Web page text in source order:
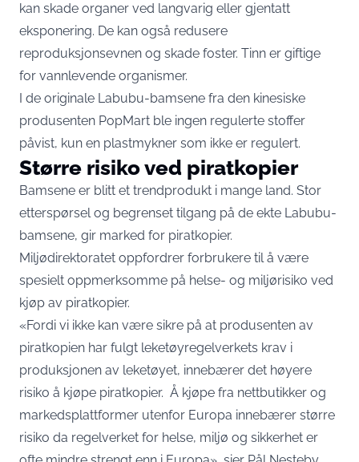
kan skade organer ved langvarig eller gjentatt
eksponering. De kan også redusere
reproduksjonsevnen og skade foster. Tinn er giftige
for vannlevende organismer.
I de originale Labubu-bamsene fra den kinesiske
produsenten PopMart ble ingen regulerte stoffer
påvist, kun en plastmykner som ikke er regulert.
Større risiko ved piratkopier
Bamsene er blitt et trendprodukt i mange land. Stor
etterspørsel og begrenset tilgang på de ekte Labubu-
bamsene, gir marked for piratkopier.
Miljødirektoratet oppfordrer forbrukere til å være
spesielt oppmerksomme på helse- og miljørisiko ved
kjøp av piratkopier.
«Fordi vi ikke kan være sikre på at produsenten av
piratkopien har fulgt leketøyregelverkets krav i
produksjonen av leketøyet, innebærer det høyere
risiko å kjøpe piratkopier. Å kjøpe fra nettbutikker og
markedsplattformer utenfor Europa innebærer større
risiko da regelverket for helse, miljø og sikkerhet er